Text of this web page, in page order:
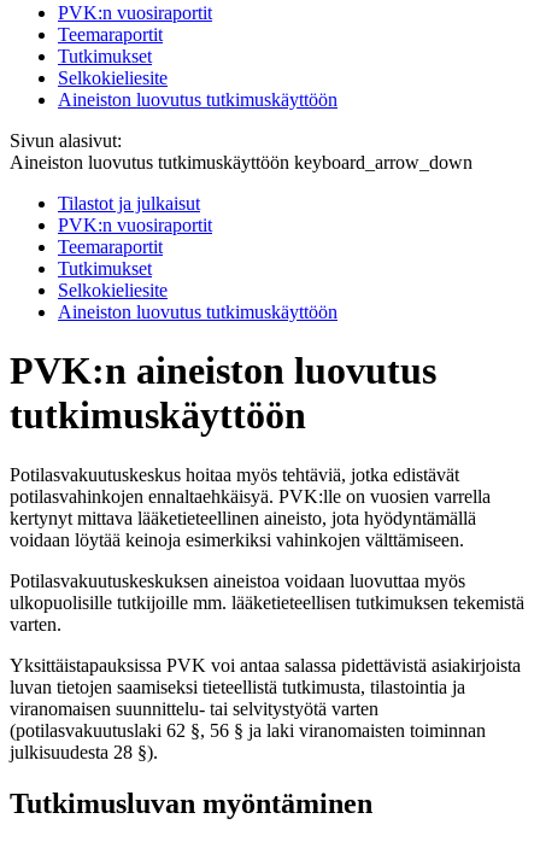
PVK:n vuosiraportit
Teemaraportit
Tutkimukset
Selkokieliesite
Aineiston luovutus tutkimuskäyttöön
Sivun alasivut:
Aineiston luovutus tutkimuskäyttöön keyboard_arrow_down
Tilastot ja julkaisut
PVK:n vuosiraportit
Teemaraportit
Tutkimukset
Selkokieliesite
Aineiston luovutus tutkimuskäyttöön
PVK:n aineiston luovutus
tutkimuskäyttöön
Potilasvakuutuskeskus hoitaa myös tehtäviä, jotka edistävät
potilasvahinkojen ennaltaehkäisyä. PVK:lle on vuosien varrella
kertynyt mittava lääketieteellinen aineisto, jota hyödyntämällä
voidaan löytää keinoja esimerkiksi vahinkojen välttämiseen.
Potilasvakuutuskeskuksen aineistoa voidaan luovuttaa myös
ulkopuolisille tutkijoille mm. lääketieteellisen tutkimuksen tekemistä
varten.
Yksittäistapauksissa PVK voi antaa salassa pidettävistä asiakirjoista
luvan tietojen saamiseksi tieteellistä tutkimusta, tilastointia ja
viranomaisen suunnittelu- tai selvitystyötä varten
(potilasvakuutuslaki 62 §, 56 § ja laki viranomaisten toiminnan
julkisuudesta 28 §).
Tutkimusluvan myöntäminen